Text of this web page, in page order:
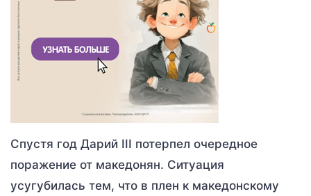
Спустя год Дарий III потерпел очередное
поражение от македонян. Ситуация
усугубилась тем, что в плен к македонскому